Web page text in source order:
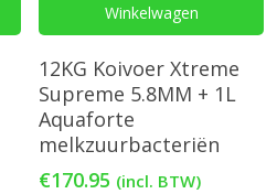
Winkelwagen
12KG Koivoer Xtreme
Supreme 5.8MM + 1L
Aquaforte
melkzuurbacteriën
€170.95 (incl. BTW)